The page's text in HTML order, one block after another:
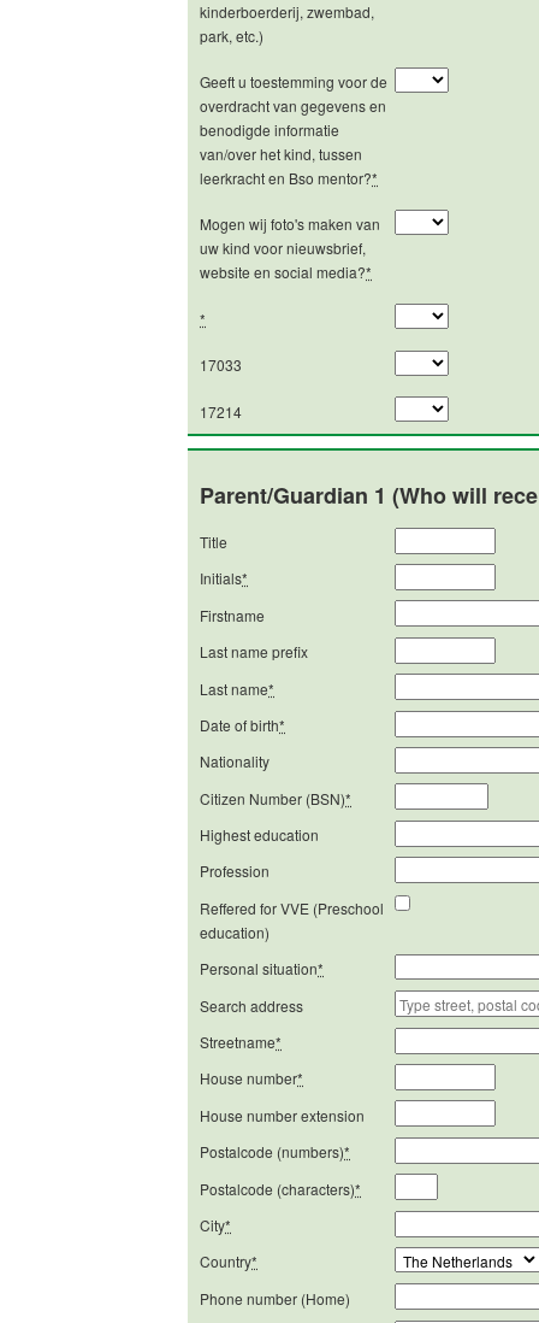
kinderboerderij, zwembad,
park, etc.)
Geeft u toestemming voor de
overdracht van gegevens en
benodigde informatie
van/over het kind, tussen
leerkracht en Bso mentor?*
Mogen wij foto's maken van
uw kind voor nieuwsbrief,
website en social media?*
*
17033
17214
Parent/Guardian 1 (Who will
Title
Initials*
Firstname
Last name prefix
Last name*
Date of birth*
Nationality
Citizen Number (BSN)*
Highest education
Profession
Reffered for VVE (Preschool
education)
Personal situation*
Search address
Streetname*
House number*
House number extension
Postalcode (numbers)*
Postalcode (characters)*
City*
Country*
Phone number (Home)